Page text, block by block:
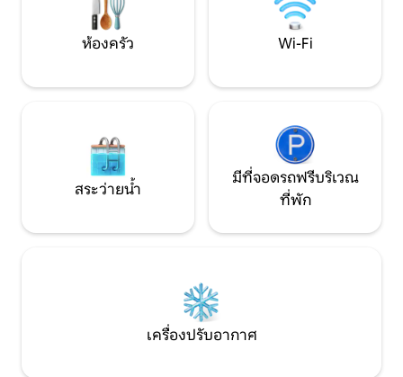
ห้องครัว Wi-Fi
สระว่ายน้ำ
มีที่จอดรถฟรีบริเวณ
ที่พัก
เครื่องปรับอากาศ